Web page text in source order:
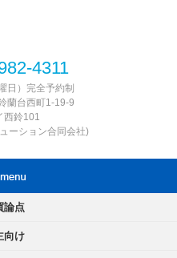
4311
日）完全予約制
蘭台西町1-19-9
西鈴101
ーション合同会社)
論点
向け